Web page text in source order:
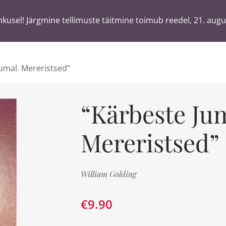
Tä
Mereristsed”
“Kärbeste
Mereristsed”
William Golding
€9.90
Järgmine tellimuste täitmine toimub reedel, 21.
Järgmine tellimuste täitmine toimub reedel, 21.